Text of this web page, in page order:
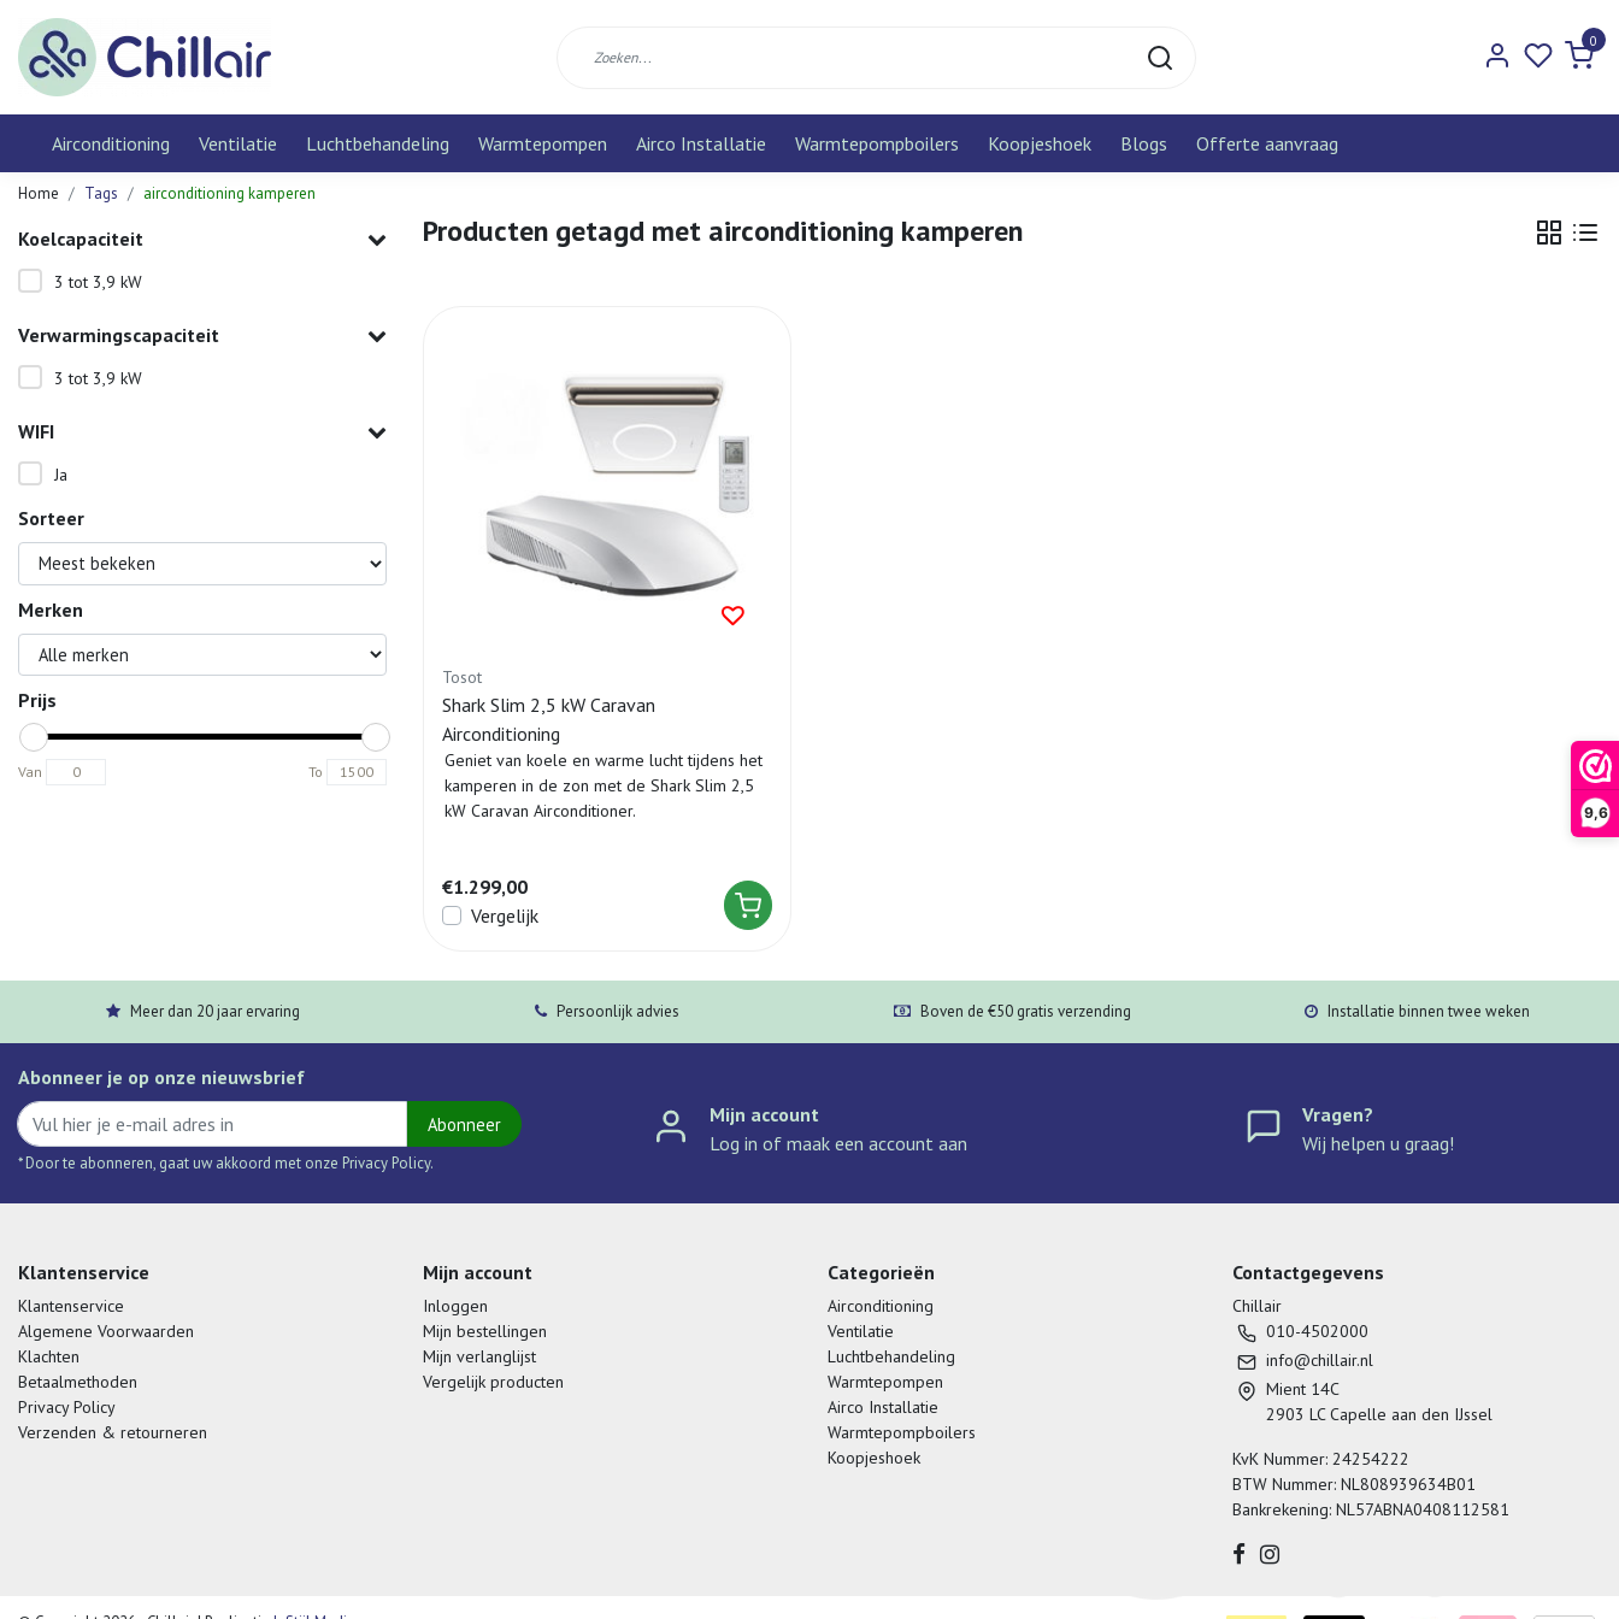
9,6
0
Airconditioning Ventilatie Luchtbehandeling Warmtepompen Airco Installatie Warmtepompboilers Koopjeshoek Blogs Offerte aanvraag
Home Tags airconditioning kamperen
Koelcapaciteit
3 tot 3,9 kW
Verwarmingscapaciteit
3 tot 3,9 kW
WIFI
Ja
Sorteer
Merken
Prijs
Van To
Producten getagd met airconditioning kamperen
Tosot
Shark Slim 2,5 kW Caravan
Airconditioning
Geniet van koele en warme lucht tijdens het
kamperen in de zon met de Shark Slim 2,5
kW Caravan Airconditioner.
€1.299,00
Vergelijk
Meer dan 20 jaar ervaring Persoonlijk advies Boven de €50 gratis verzending Installatie binnen twee weken
Abonneer je op onze nieuwsbrief
Abonneer
* Door te abonneren, gaat uw akkoord met onze Privacy Policy.
Mijn account
Log in of maak een account aan
Vragen?
Wij helpen u graag!
Klantenservice
Klantenservice
Algemene Voorwaarden
Klachten
Betaalmethoden
Privacy Policy
Verzenden & retourneren
Mijn account
Inloggen
Mijn bestellingen
Mijn verlanglijst
Vergelijk producten
Categorieën
Airconditioning
Ventilatie
Luchtbehandeling
Warmtepompen
Airco Installatie
Warmtepompboilers
Koopjeshoek
Contactgegevens
Chillair
010-4502000
info@chillair.nl
Mient 14C
2903 LC Capelle aan den IJssel
KvK Nummer: 24254222
BTW Nummer: NL808939634B01
Bankrekening: NL57ABNA0408112581